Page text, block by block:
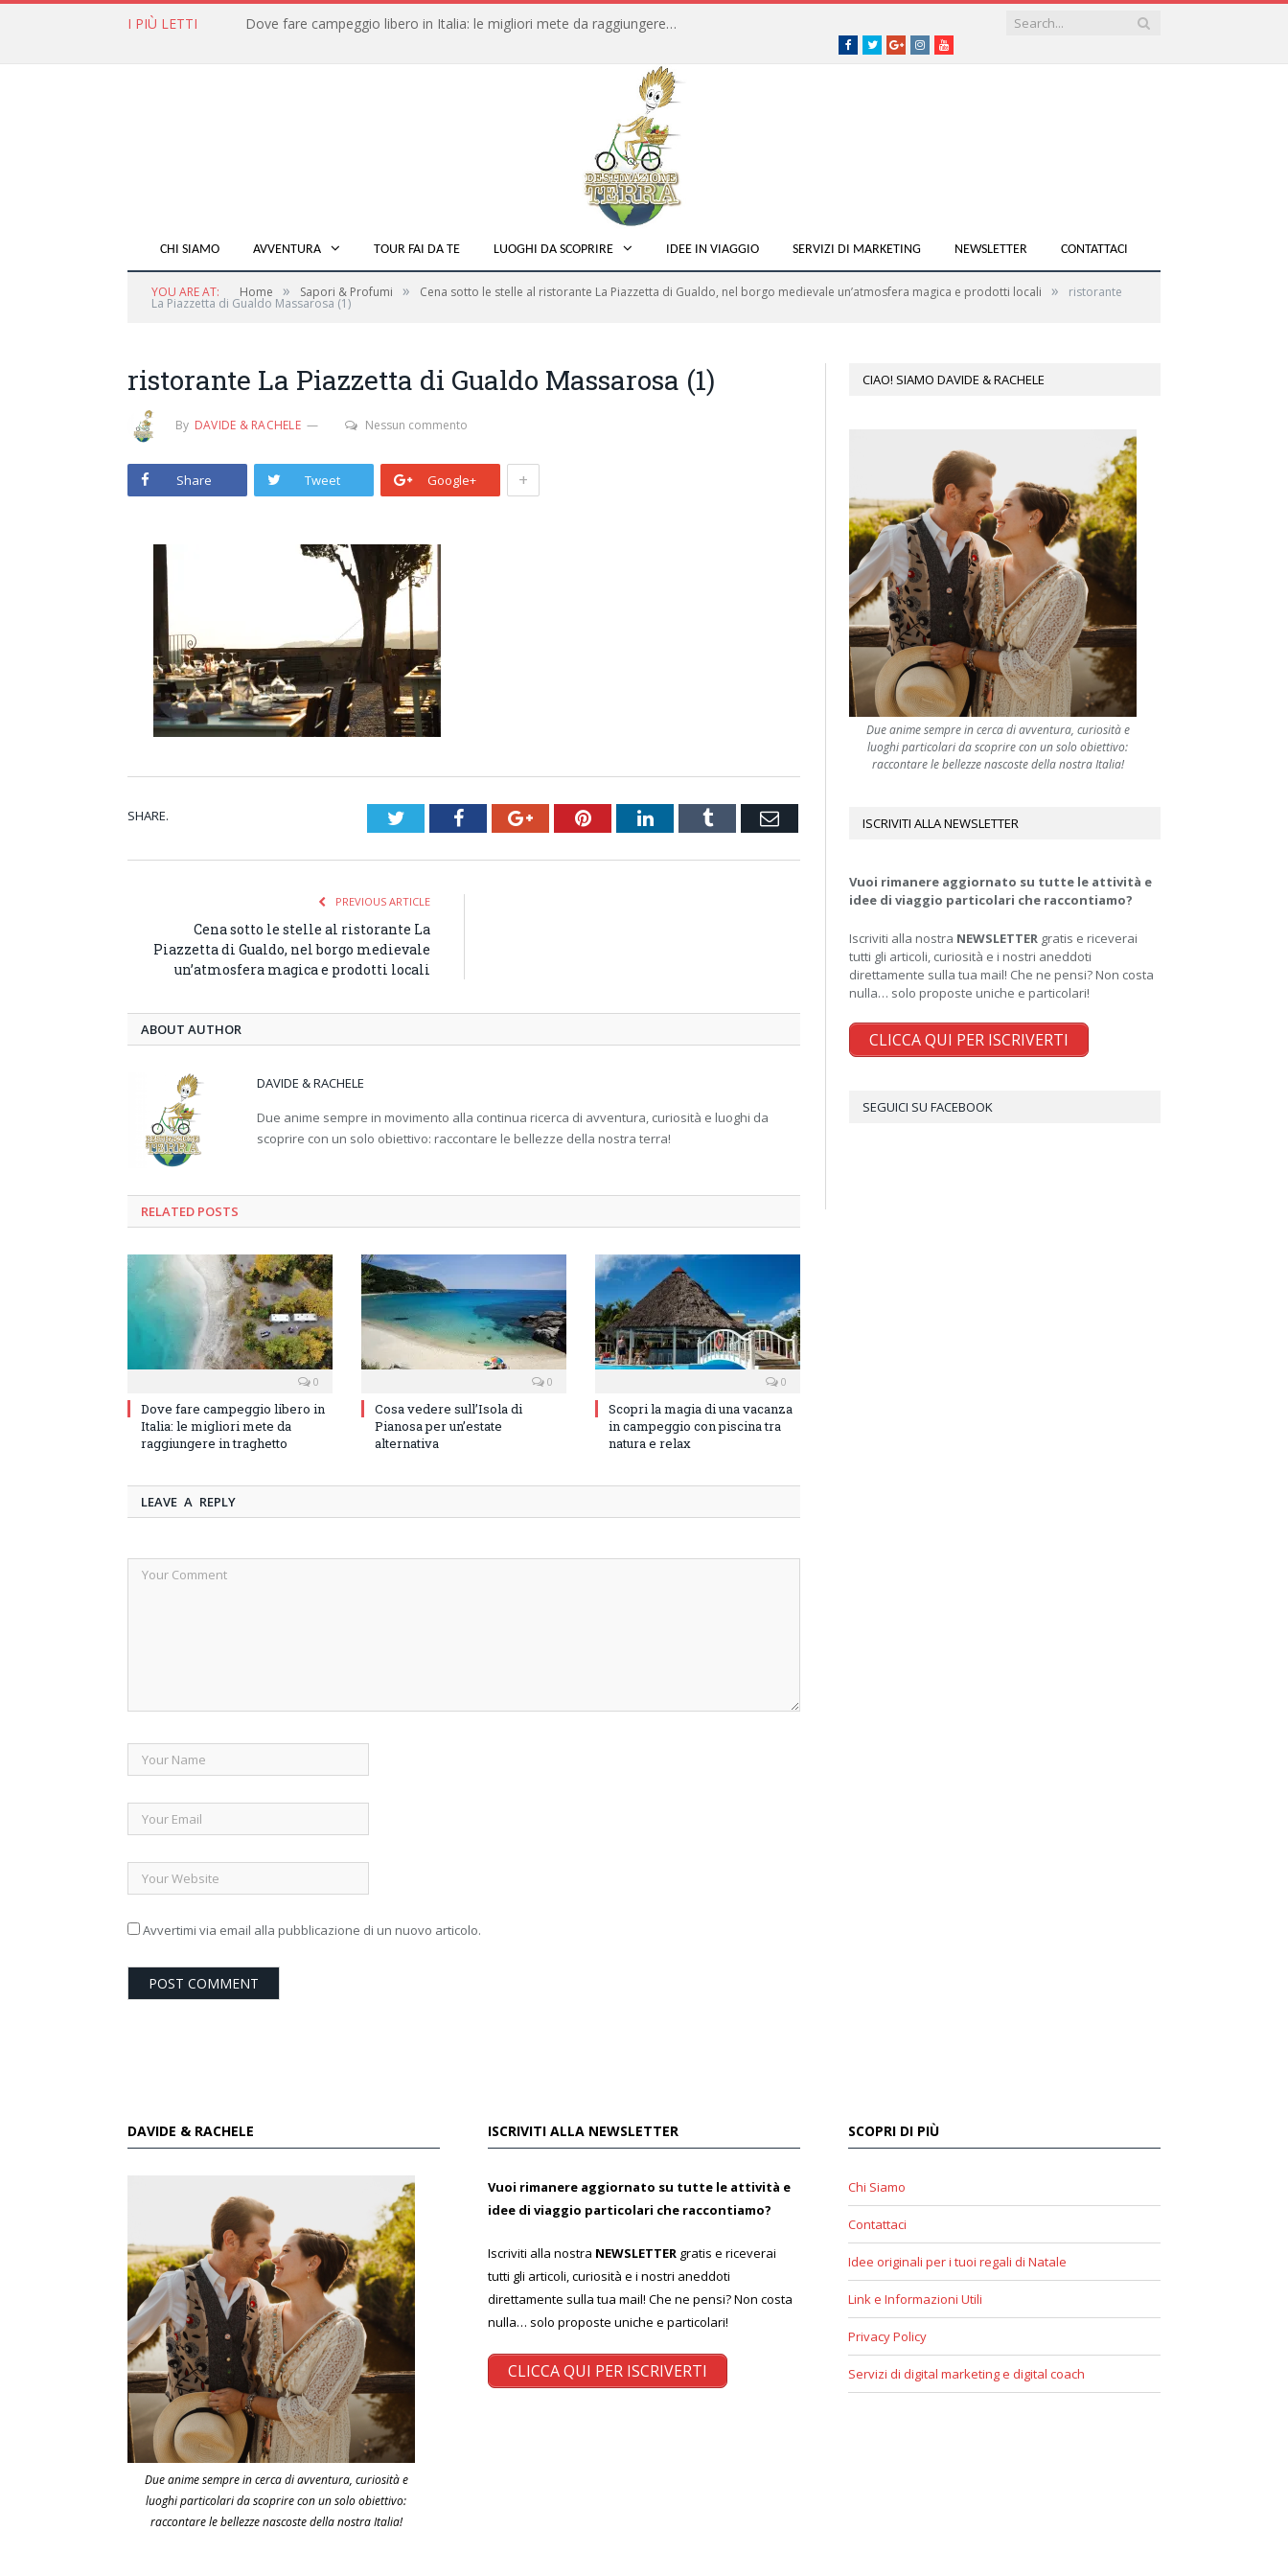
I PIÙ LETTI Dove fare campeggio libero in Italia: le migliori mete da raggiungere in traghetto
Facebook
TwitterGoogle+instagramyoutube
CHI SIAMO AVVENTURA TOUR FAI DA TE LUOGHI DA SCOPRIRE IDEE IN VIAGGIO SERVIZI DI MARKETING NEWSLETTER CONTATTACI
YOU ARE AT: Home » Sapori & Profumi » Cena sotto le stelle al ristorante La Piazzetta di Gualdo, nel borgo medievale un’atmosfera magica e prodotti locali » ristorante
La Piazzetta di Gualdo Massarosa (1)
ristorante La Piazzetta di Gualdo Massarosa (1)
By DAVIDE & RACHELE Nessun commento
Share Tweet Google+ +
SHARE. TwitterFacebookGoogle+PinterestLinkedInTumblr Email
PREVIOUS ARTICLE
Cena sotto le stelle al ristorante La
Piazzetta di Gualdo, nel borgo medievale
un’atmosfera magica e prodotti locali
ABOUT AUTHOR
DAVIDE & RACHELE
Due anime sempre in movimento alla continua ricerca di avventura, curiosità e luoghi da
scoprire con un solo obiettivo: raccontare le bellezze della nostra terra!
RELATED POSTS
0
Dove fare campeggio libero in
Italia: le migliori mete da
raggiungere in traghetto
0
Cosa vedere sull’Isola di
Pianosa per un’estate
alternativa
0
Scopri la magia di una vacanza
in campeggio con piscina tra
natura e relax
LEAVE A REPLY
Avvertimi via email alla pubblicazione di un nuovo articolo.
CIAO! SIAMO DAVIDE & RACHELE
Due anime sempre in cerca di avventura, curiosità e
luoghi particolari da scoprire con un solo obiettivo:
raccontare le bellezze nascoste della nostra Italia!
ISCRIVITI ALLA NEWSLETTER
Vuoi rimanere aggiornato su tutte le attività e
idee di viaggio particolari che raccontiamo?
Iscriviti alla nostra NEWSLETTER gratis e riceverai
tutti gli articoli, curiosità e i nostri aneddoti
direttamente sulla tua mail! Che ne pensi? Non costa
nulla… solo proposte uniche e particolari!
CLICCA QUI PER ISCRIVERTI
SEGUICI SU FACEBOOK
DAVIDE & RACHELE
Due anime sempre in cerca di avventura, curiosità e
luoghi particolari da scoprire con un solo obiettivo:
raccontare le bellezze nascoste della nostra Italia!
ISCRIVITI ALLA NEWSLETTER
Vuoi rimanere aggiornato su tutte le attività e
idee di viaggio particolari che raccontiamo?
Iscriviti alla nostra NEWSLETTER gratis e riceverai
tutti gli articoli, curiosità e i nostri aneddoti
direttamente sulla tua mail! Che ne pensi? Non costa
nulla… solo proposte uniche e particolari!
CLICCA QUI PER ISCRIVERTI
SCOPRI DI PIÙ
Chi Siamo
Contattaci
Idee originali per i tuoi regali di Natale
Link e Informazioni Utili
Privacy Policy
Servizi di digital marketing e digital coach